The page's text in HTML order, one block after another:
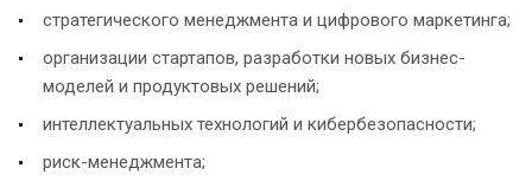
стратегического менеджмента и цифрового маркетинга;
организации стартапов, разработки новых бизнес-
моделей и продуктовых решений;
интеллектуальных технологий и кибербезопасности;
риск-менеджмента;